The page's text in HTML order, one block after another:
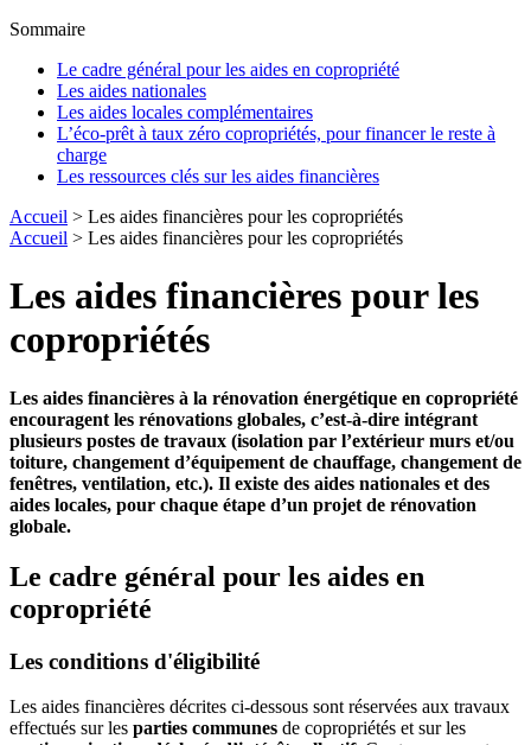
Sommaire
Le cadre général pour les aides en copropriété
Les aides nationales
Les aides locales complémentaires
L’éco-prêt à taux zéro copropriétés, pour financer le reste à
charge
Les ressources clés sur les aides financières
Accueil > Les aides financières pour les copropriétés
Accueil > Les aides financières pour les copropriétés
Les aides financières pour les
copropriétés
Les aides financières à la rénovation énergétique en copropriété
encouragent les rénovations globales, c’est-à-dire intégrant
plusieurs postes de travaux (isolation par l’extérieur murs et/ou
toiture, changement d’équipement de chauffage, changement de
fenêtres, ventilation, etc.). Il existe des aides nationales et des
aides locales, pour chaque étape d’un projet de rénovation
globale.
Le cadre général pour les aides en
copropriété
Les conditions d'éligibilité
Les aides financières décrites ci-dessous sont réservées aux travaux
effectués sur les parties communes de copropriétés et sur les